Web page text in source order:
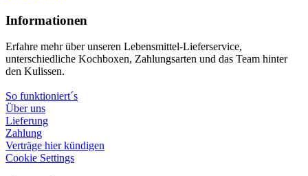
Informationen
Erfahre mehr über unseren Lebensmittel-Lieferservice,
unterschiedliche Kochboxen, Zahlungsarten und das Team hinter
den Kulissen.
So funktioniert´s
Über uns
Lieferung
Zahlung
Verträge hier kündigen
Cookie Settings